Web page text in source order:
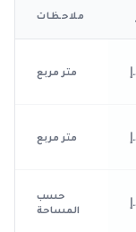
ملاحظات
متر مربع
متر مربع
حسب
المساحة